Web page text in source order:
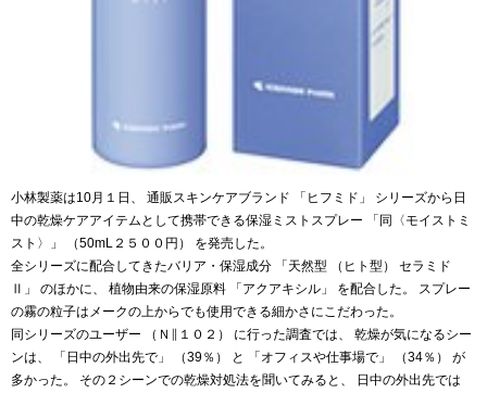
小林製薬は10月１日、 通販スキンケアブランド 「ヒフミド」 シリーズから日
中の乾燥ケアアイテムとして携帯できる保湿ミストスプレー 「同〈モイストミ
スト〉」 （50mL２５００円） を発売した。
全シリーズに配合してきたバリア・保湿成分 「天然型 （ヒト型） セラミド
Ⅱ」 のほかに、 植物由来の保湿原料 「アクアキシル」 を配合した。 スプレー
の霧の粒子はメークの上からでも使用できる細かさにこだわった。
同シリーズのユーザー （Ｎ∥１０２） に行った調査では、 乾燥が気になるシー
ンは、 「日中の外出先で」 （39％） と 「オフィスや仕事場で」 （34％） が
多かった。 その２シーンでの乾燥対処法を聞いてみると、 日中の外出先では